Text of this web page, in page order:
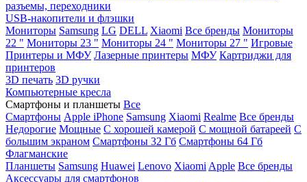
разъемы, переходники
USB-накопители и флэшки
Мониторы Samsung LG DELL Xiaomi Все бренды Мониторы
22 " Мониторы 23 " Мониторы 24 " Мониторы 27 " Игровые
Принтеры и МФУ Лазерные принтеры МФУ Картриджи для
принтеров
3D печать 3D ручки
Компьютерные кресла
Смартфоны и планшеты Все
Смартфоны Apple iPhone Samsung Xiaomi Realme Все бренды
Недорогие Мощные С хорошей камерой С мощной батареей С
большим экраном Смартфоны 32 Гб Смартфоны 64 Гб
Флагманские
Планшеты Samsung Huawei Lenovo Xiaomi Apple Все бренды
Аксессуары для смартфонов